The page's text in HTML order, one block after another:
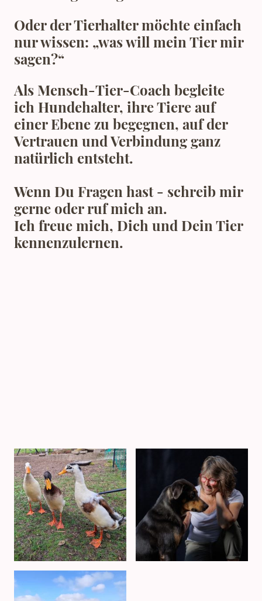
Oder der Tierhalter möchte einfach
nur wissen: „was will mein Tier mir
sagen?“
Als Mensch-Tier-Coach begleite
ich Hundehalter, ihre Tiere auf
einer Ebene zu begegnen, auf der
Vertrauen und Verbindung ganz
natürlich entsteht.
Wenn Du Fragen hast - schreib mir
gerne oder ruf mich an.
Ich freue mich, Dich und Dein Tier
kennenzulernen.